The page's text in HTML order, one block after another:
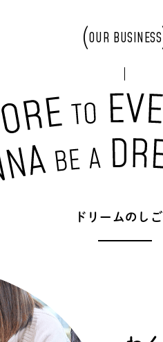
OUR BUSINESS
ド リ ー ム の し ご